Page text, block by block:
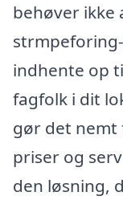
behøver
indhente op
fagfolk i dit
gør det nemt
priser og
den løsning,